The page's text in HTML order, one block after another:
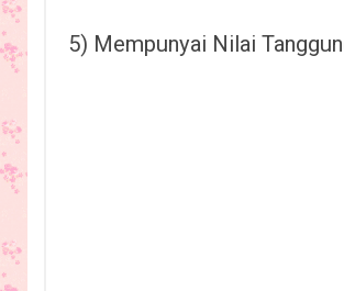
5) Mempunyai Nilai